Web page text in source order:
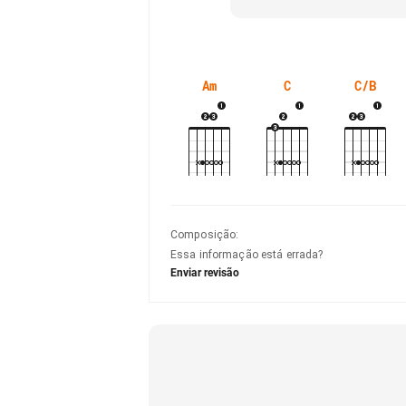
Am C C/B
Composição:
Essa informação está errada?
Enviar revisão